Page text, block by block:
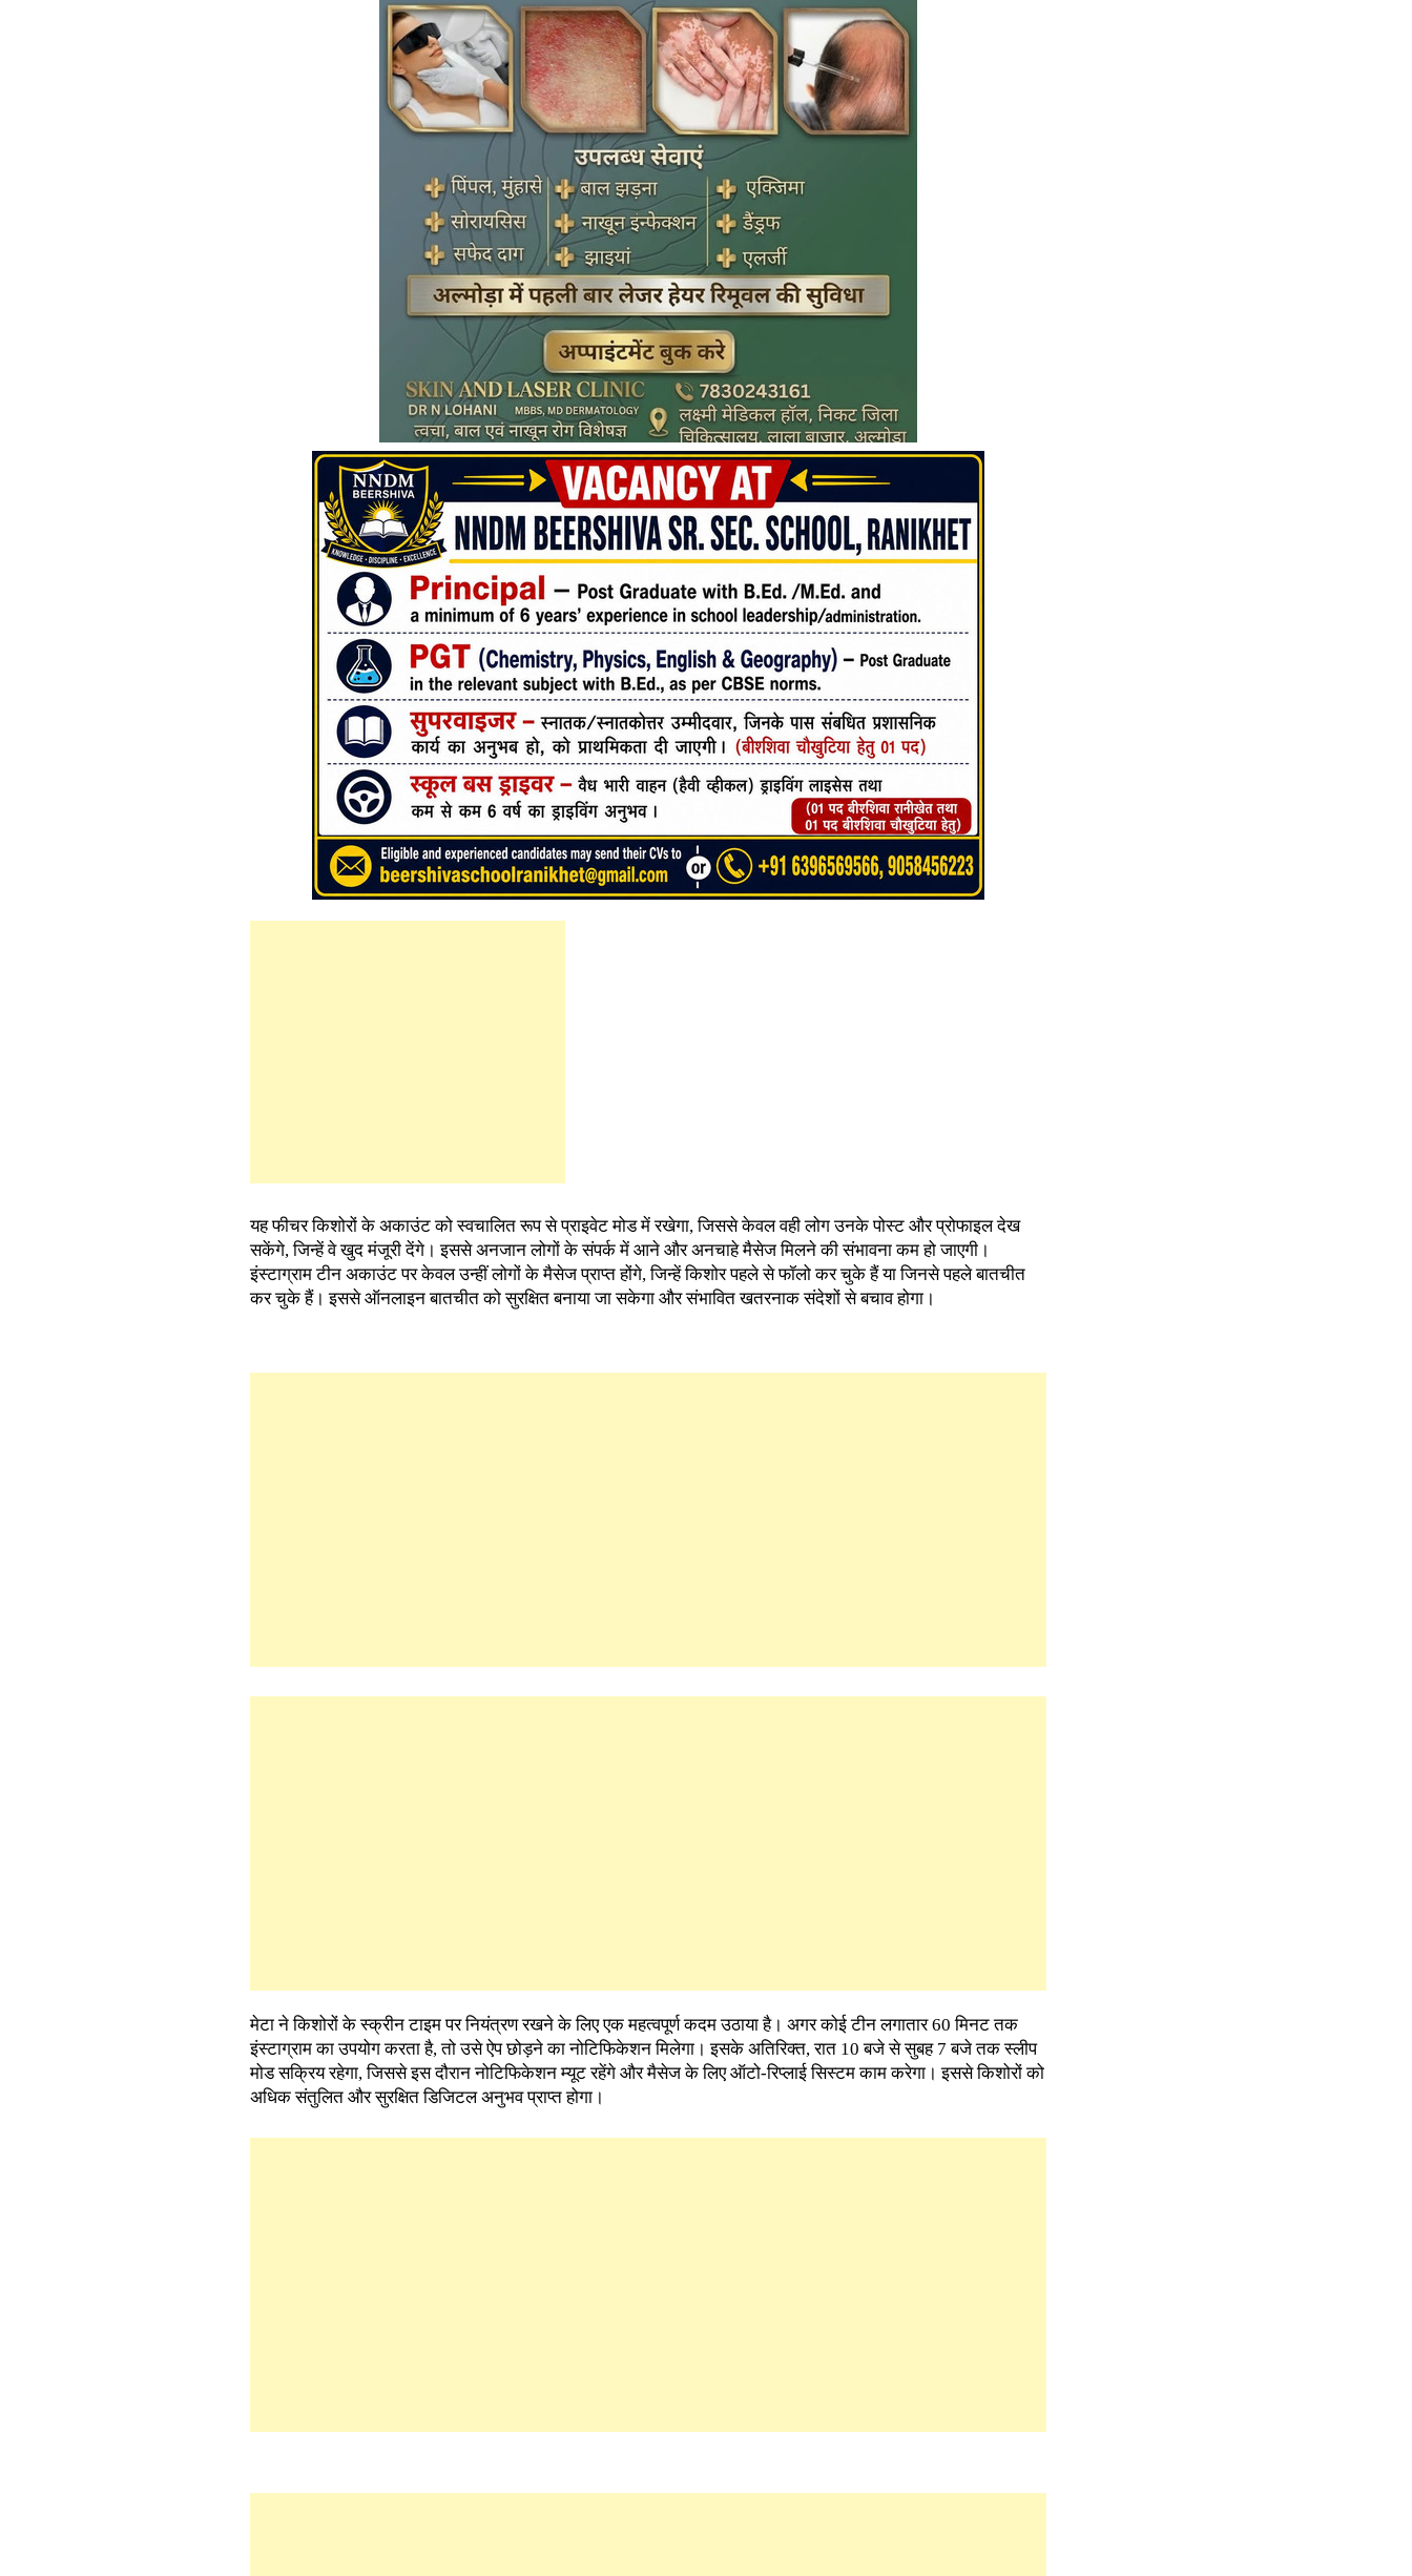
यह फीचर किशोरों के अकाउंट को स्वचालित रूप से प्राइवेट मोड में रखेगा, जिससे केवल वही लोग उनके पोस्ट और प्रोफाइल देख
सकेंगे, जिन्हें वे खुद मंजूरी देंगे। इससे अनजान लोगों के संपर्क में आने और अनचाहे मैसेज मिलने की संभावना कम हो जाएगी।
इंस्टाग्राम टीन अकाउंट पर केवल उन्हीं लोगों के मैसेज प्राप्त होंगे, जिन्हें किशोर पहले से फॉलो कर चुके हैं या जिनसे पहले बातचीत
कर चुके हैं। इससे ऑनलाइन बातचीत को सुरक्षित बनाया जा सकेगा और संभावित खतरनाक संदेशों से बचाव होगा।
मेटा ने किशोरों के स्क्रीन टाइम पर नियंत्रण रखने के लिए एक महत्वपूर्ण कदम उठाया है। अगर कोई टीन लगातार 60 मिनट तक
इंस्टाग्राम का उपयोग करता है, तो उसे ऐप छोड़ने का नोटिफिकेशन मिलेगा। इसके अतिरिक्त, रात 10 बजे से सुबह 7 बजे तक स्लीप
मोड सक्रिय रहेगा, जिससे इस दौरान नोटिफिकेशन म्यूट रहेंगे और मैसेज के लिए ऑटो-रिप्लाई सिस्टम काम करेगा। इससे किशोरों को
अधिक संतुलित और सुरक्षित डिजिटल अनुभव प्राप्त होगा।